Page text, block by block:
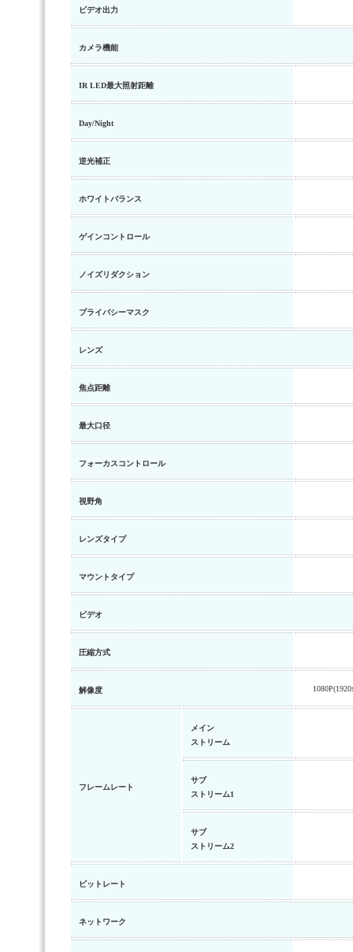
ビデオ出力
カメラ機能
IR LED最大照射距離
Day/Night
逆光補正
ホワイトバランス
ゲインコントロール
ノイズリダクション
プライバシーマスク
レンズ
焦点距離
最大口径
フォーカスコントロール
視野角
レンズタイプ
マウントタイプ
ビデオ
圧縮方式
解像度
フレームレート
メイン
ストリーム
サブ
ストリーム1
サブ
ストリーム2
ビットレート
ネットワーク